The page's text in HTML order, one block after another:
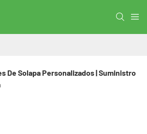
De Solapa Personalizados | Suministro